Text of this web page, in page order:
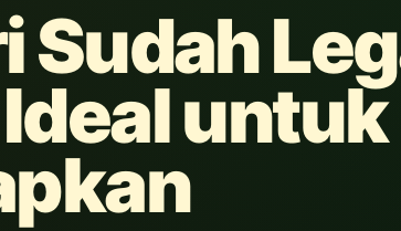
Sudah
untuk